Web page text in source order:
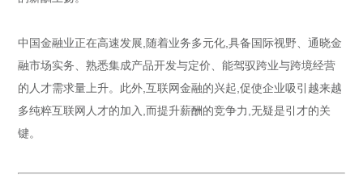
中国金融业正在高速发展,随着业务多元化,具备国际视野、通晓金
融市场实务、熟悉集成产品开发与定价、能驾驭跨业与跨境经营
的人才需求量上升。此外,互联网金融的兴起,促使企业吸引越来越
多纯粹互联网人才的加入,而提升薪酬的竞争力,无疑是引才的关
键。